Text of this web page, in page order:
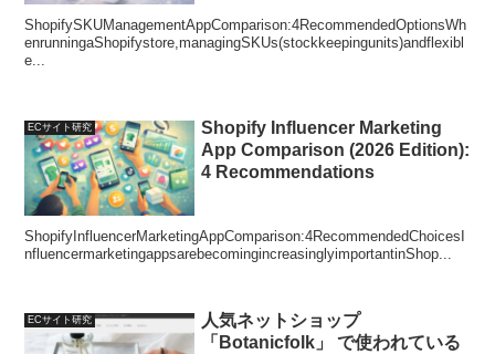
ShopifySKUManagementAppComparison:4RecommendedOptionsWh
enrunningaShopifystore,managingSKUs(stockkeepingunits)andflexibl
e...
ECサイト研究
Shopify Influencer Marketing
App Comparison (2026 Edition):
4 Recommendations
ShopifyInfluencerMarketingAppComparison:4RecommendedChoicesI
nfluencermarketingappsarebecomingincreasinglyimportantinShop...
ECサイト研究
人気ネットショップ
「Botanicfolk」 で使われている